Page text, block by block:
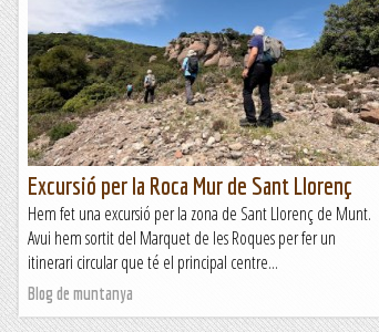
Excursió per la Roca Mur de Sant Llorenç
Hem fet una excursió per la zona de Sant Llorenç de Munt.
Avui hem sortit del Marquet de les Roques per fer un
itinerari circular que té el principal centre...
Blog de muntanya